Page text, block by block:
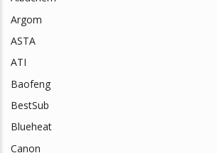
Argom
ASTA
ATI
Baofeng
BestSub
Blueheat
Canon